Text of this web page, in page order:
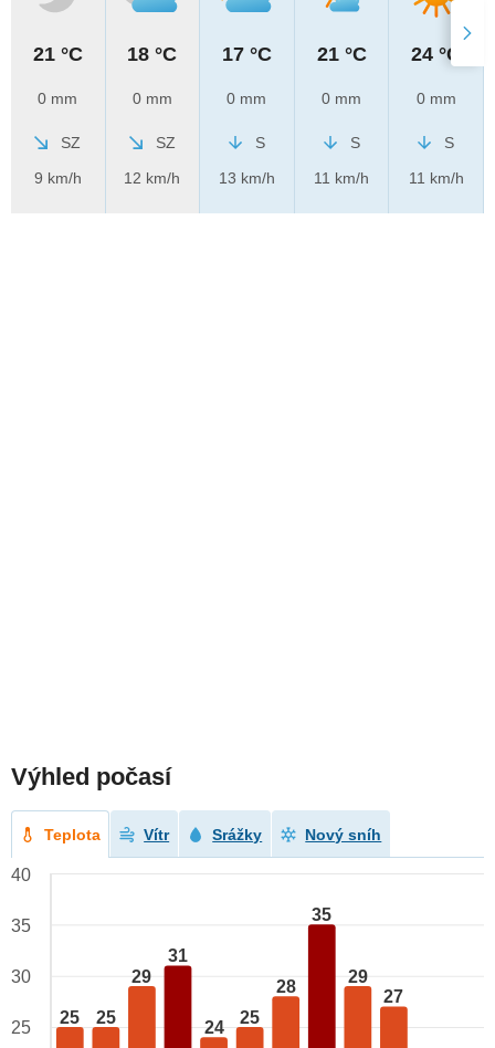
21 °C
0 mm
SZ
9 km/h
18 °C
0 mm
SZ
12 km/h
17 °C
0 mm
S
13 km/h
21 °C
0 mm
S
11 km/h
24 °C
0 mm
S
11 km/h
Výhled počasí
Teplota Vítr Srážky Nový sníh
25 25
29
31
24
25
28
35
29
27
40
35
30
25